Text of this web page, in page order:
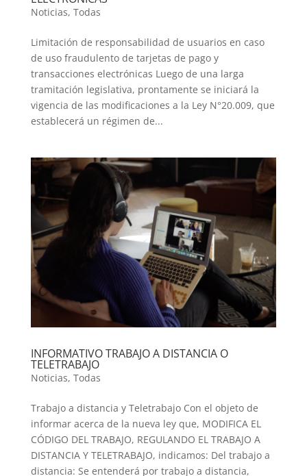
Noticias, Todas
Limitación de responsabilidad de usuarios en caso
de uso fraudulento de tarjetas de pago y
transacciones electrónicas Luego de una larga
tramitación legislativa, prontamente se iniciará la
vigencia de las modificaciones a la Ley N°20.009, que
establecerá un régimen de...
INFORMATIVO TRABAJO A DISTANCIA O
TELETRABAJO
Noticias, Todas
Trabajo a distancia y Teletrabajo Con el objeto de
informar acerca de la nueva ley que, MODIFICA EL
CÓDIGO DEL TRABAJO, REGULANDO EL TRABAJO A
DISTANCIA Y TELETRABAJO, indicamos: Del trabajo a
distancia: Se entenderá por trabajo a distancia,